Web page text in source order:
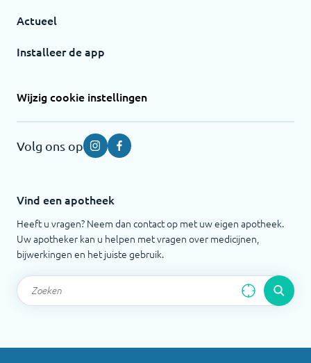
Actueel
Installeer de app
Wijzig cookie instellingen
Volg ons op InstagramFacebook
Vind een apotheek
Heeft u vragen? Neem dan contact op met uw eigen apotheek.
Uw apotheker kan u helpen met vragen over medicijnen,
bijwerkingen en het juiste gebruik.